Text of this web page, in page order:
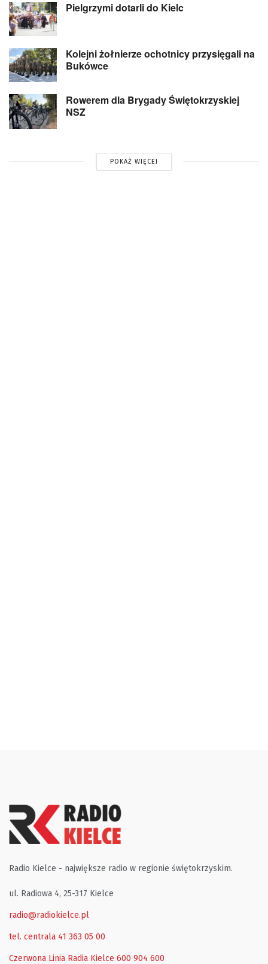
Pielgrzymi dotarli do Kielc
Kolejni żołnierze ochotnicy przysięgali na
Bukówce
Rowerem dla Brygady Świętokrzyskiej
NSZ
POKAŻ WIĘCEJ
Radio Kielce - największe radio w regionie świętokrzyskim.
ul. Radiowa 4, 25-317 Kielce
radio@radiokielce.pl
tel. centrala 41 363 05 00
Czerwona Linia Radia Kielce 600 904 600